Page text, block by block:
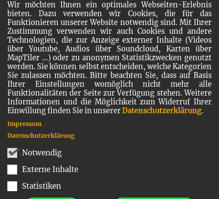
Wir möchten Ihnen ein optimales Webseiten-Erlebnis
bieten. Dazu verwenden wir Cookies, die für das
Funktionieren unserer Website notwendig sind. Mit Ihrer
Zustimmung verwenden wir auch Cookies und andere
Technologien, die zur Anzeige externer Inhalte (Videos
über Youtube, Audios über Soundcloud, Karten über
MapTiler ...) oder zu anonymen Statistikzwecken genutzt
werden. Sie können selbst entscheiden, welche Kategorien
Sie zulassen möchten. Bitte beachten Sie, dass auf Basis
Ihrer Einstellungen womöglich nicht mehr alle
Funktionalitäten der Seite zur Verfügung stehen. Weitere
Informationen und die Möglichkeit zum Widerruf Ihrer
Einwillung finden Sie in unsererDatenschutzerklärung.
Notwendig
Externe Inhalte
Statistiken
Impressum
Datenschutzerklärung